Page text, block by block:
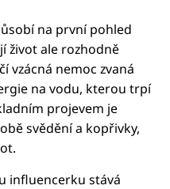
na první pohled
život ale rozhodně
vzácná nemoc zvaná
na vodu, kterou trpí
projevem je
svědění a kopřivky,
influencerku stává